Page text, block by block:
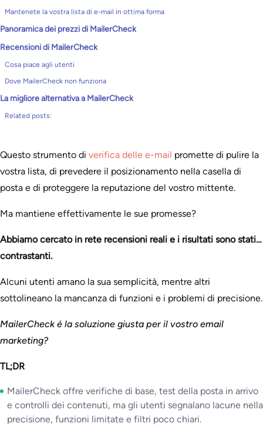
Mantenete la vostra lista di e-mail in ottima forma
Panoramica dei prezzi di MailerCheck
Recensioni di MailerCheck
Cosa piace agli utenti
Dove MailerCheck non funziona
La migliore alternativa a MailerCheck
Related posts:
Questo strumento di verifica delle e-mail promette di pulire la
vostra lista, di prevedere il posizionamento nella casella di
posta e di proteggere la reputazione del vostro mittente.
Ma mantiene effettivamente le sue promesse?
Abbiamo cercato in rete recensioni reali e i risultati sono stati…
contrastanti.
Alcuni utenti amano la sua semplicità, mentre altri
sottolineano la mancanza di funzioni e i problemi di precisione.
MailerCheck è la soluzione giusta per il vostro email
marketing?
TL;DR
MailerCheck offre verifiche di base, test della posta in arrivo
e controlli dei contenuti, ma gli utenti segnalano lacune nella
precisione, funzioni limitate e filtri poco chiari.